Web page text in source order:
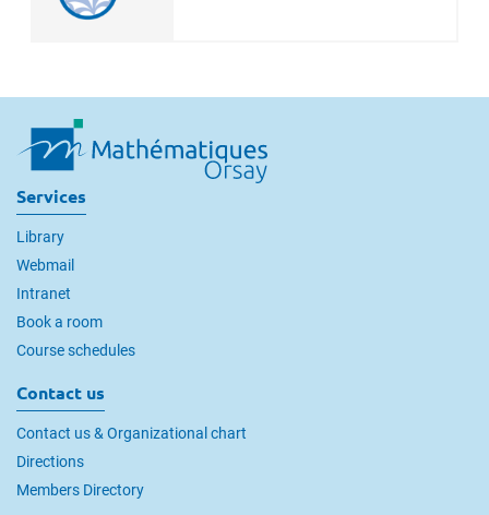
Services
Library
Webmail
Intranet
Book a room
Course schedules
Contact us
Contact us & Organizational chart
Directions
Members Directory